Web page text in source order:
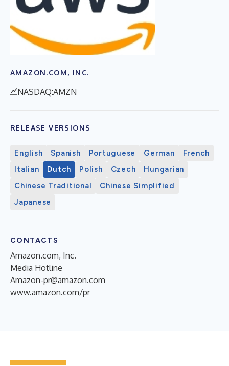
AMAZON.COM, INC.
NASDAQ:AMZN
RELEASE VERSIONS
English Spanish Portuguese German
French
Italian
Dutch Polish Czech
Hungarian
Chinese Traditional
Chinese Simplified
Japanese
CONTACTS
Amazon.com, Inc.
Media Hotline
Amazon-pr@amazon.com
www.amazon.com/pr